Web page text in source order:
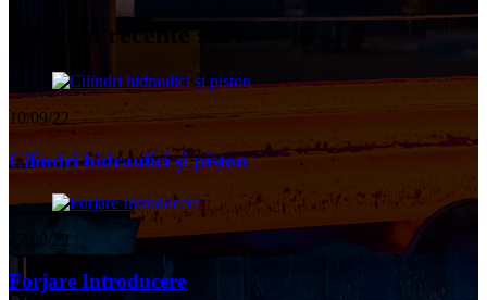
cele mai recente știri
10/09/22
Cilindri hidraulici și piston
27/08/22
Forjare Introducere